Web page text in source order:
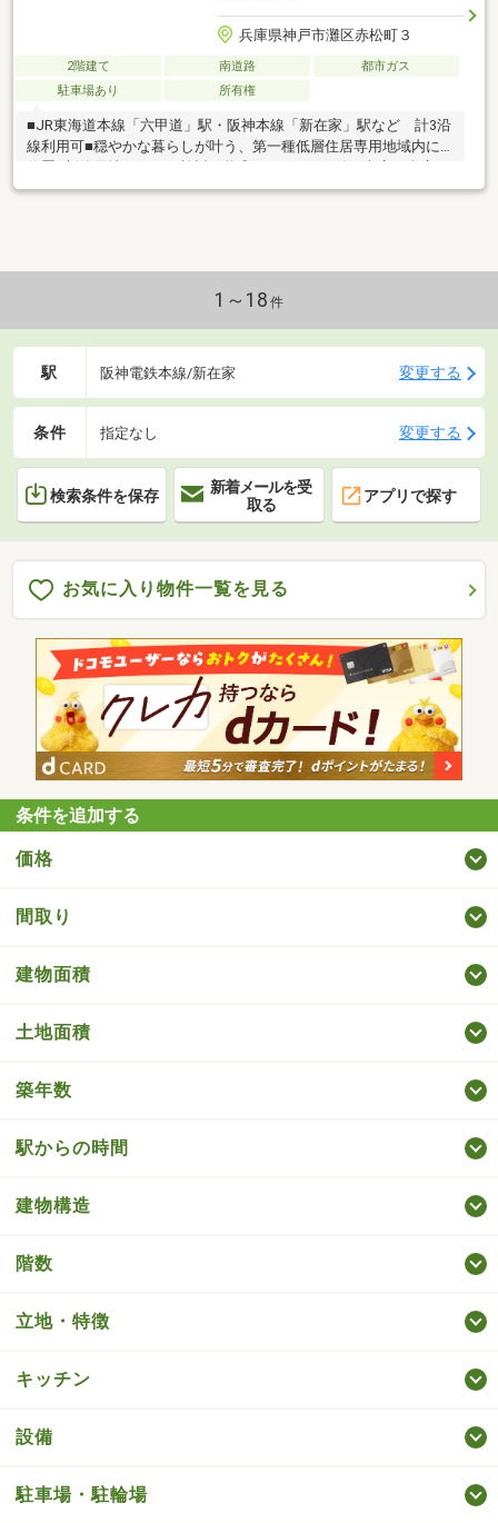
兵庫県神戸市灘区赤松町３
2階建て 南道路
都市ガス
駐車場あり
所有権
■JR東海道本線「六甲道」駅・阪神本線「新在家」駅など 計3沿
線利用可■穏やかな暮らしが叶う、第一種低層住居専用地域内に
物置としても活用できます■3面採光が採用された、南道路に面し
学校まで徒歩12分・神戸市立鷹匠中学校まで徒歩19分・ファミリ
ーマート灘篠原本町店まで徒歩5分・いかり六甲店まで徒歩5分・
1～18 件
駅 阪神電鉄本線/新在家 変更する
条件 指定なし 変更する
検索条件を保存
新着メールを受
取る
アプリで探す
お気に入り物件一覧を見る
条件を追加する
価格
間取り
建物面積
土地面積
築年数
駅からの時間
建物構造
階数
立地・特徴
キッチン
設備
駐車場・駐輪場